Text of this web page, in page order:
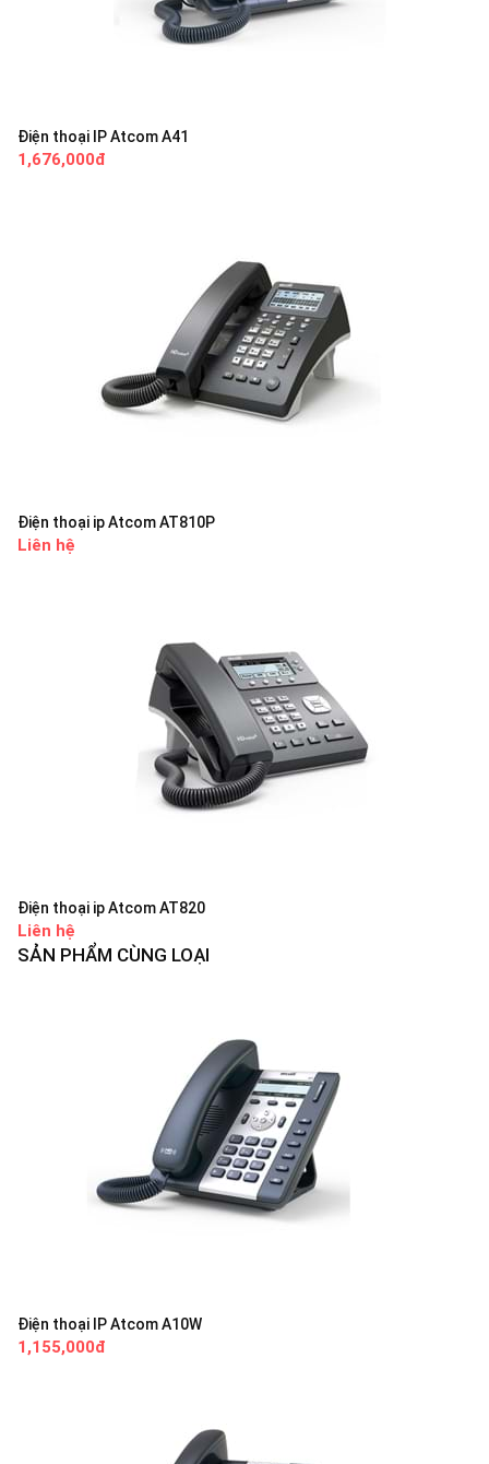
Điện thoại IP Atcom A41
1,676,000đ
Điện thoại ip Atcom AT810P
Liên hệ
Điện thoại ip Atcom AT820
Liên hệ
SẢN PHẨM CÙNG LOẠI
Điện thoại IP Atcom A10W
1,155,000đ